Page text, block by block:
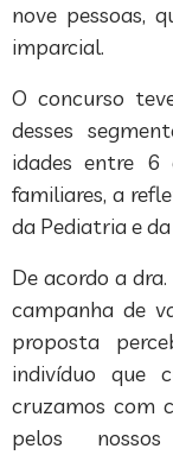
nove pessoas,
imparcial.
O concurso
desses
idades entre 6
familiares, a
da Pediatria e
De acordo a
campanha de
proposta
indivíduo que
cruzamos com
pelos